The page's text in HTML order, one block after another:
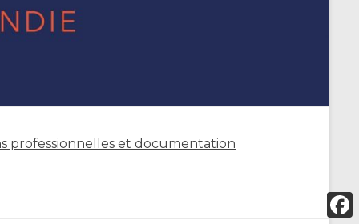
professionnelles et documentation